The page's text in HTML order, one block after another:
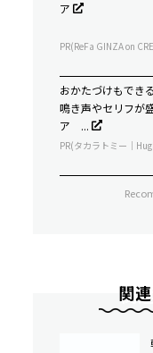
ア
PR(ReFa GINZA on
おかたづけもでき
鳴き声やセリフが
ア ...
PR(タカラトミー｜
関